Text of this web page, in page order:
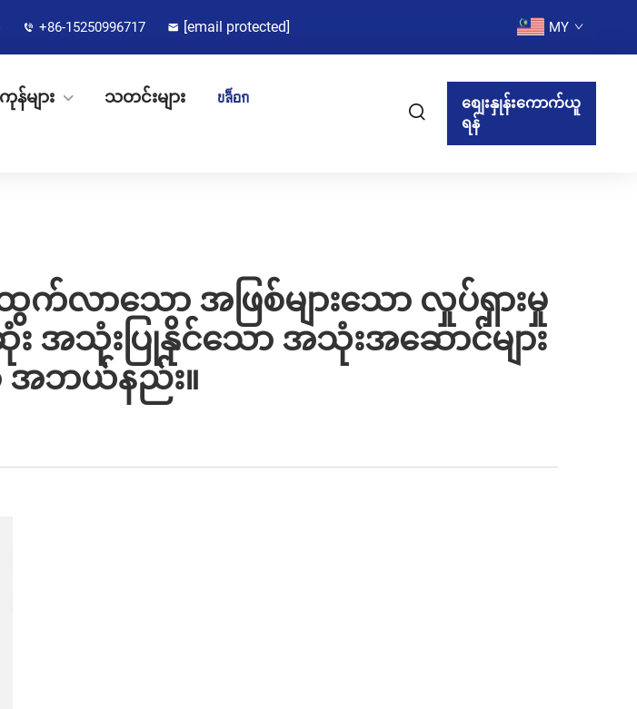
+86-15250996717 [email protected] MY
များ သတင်းများ
บล็อก
စျေးနှုန်းကောက်ယူ
ရန်
က်လာသော အဖြစ်များသော လှုပ်ရှားမှု
အသုံးပြုနိုင်သော အသုံးအဆောင်များ
ာ အဘယ်နည်း။